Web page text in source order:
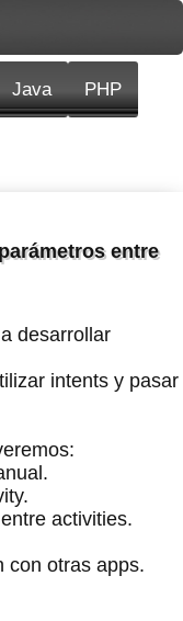
Java PHP
entre
desarrollar
intents y pasar
activities.
con otras apps.